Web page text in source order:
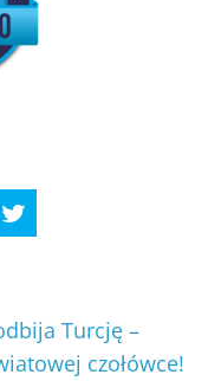
Turcję –
czołówce!